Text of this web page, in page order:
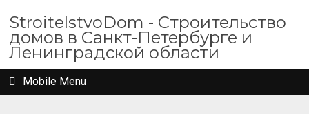
StroitelstvoDom - Строительство
домов в Санкт-Петербурге и
Ленинградской области
Mobile Menu